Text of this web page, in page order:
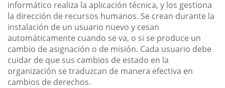
informático realiza la aplicación técnica, y los gestiona
la dirección de recursos humanos. Se crean durante la
instalación de un usuario nuevo y cesan
automáticamente cuando se va, o si se produce un
cambio de asignación o de misión. Cada usuario debe
cuidar de que sus cambios de estado en la
organización se traduzcan de manera efectiva en
cambios de derechos.